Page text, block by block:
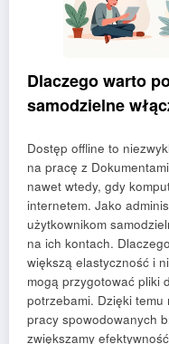
Dlaczego warto
samodzielne
Dostęp offline to
na pracę z
nawet wtedy, gdy
internetem. Jako
użytkownikom
na ich kontach.
większą elastyczność i
mogą przygotować pliki
potrzebami. Dzięki
pracy spowodowanych
zwiększamy